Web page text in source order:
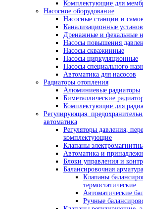
Комплектующие для
Насосное оборудование
Насосные станции и
Канализационные
Дренажные и фекальные
Насосы повышения
Насосы скважинные
Насосы циркуляционные
Насосы специального
Автоматика для насосов
Радиаторы отопления
Алюминиевые радиаторы
Биметаллические
Комплектующие для
Регулирующая,
автоматика
Регуляторы давления,
комплектующие
Клапаны
Автоматика и
Блоки управления и
Балансировочная арматура
Клапаны
термостатические
Автоматические
Ручные